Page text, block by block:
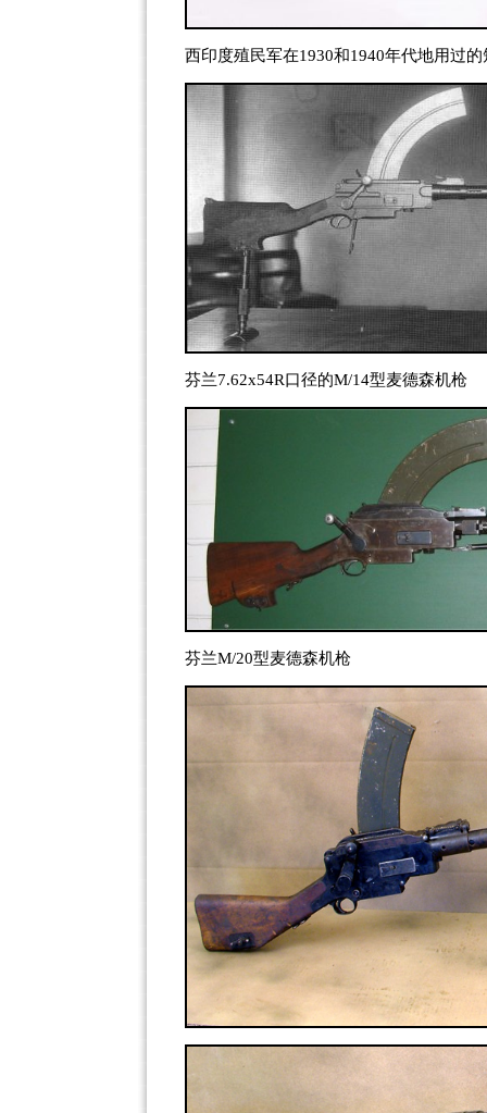
西印度殖民军在1930和1940年代地用过
芬兰7.62x54R口径的M/14型麦德森机枪
芬兰M/20型麦德森机枪